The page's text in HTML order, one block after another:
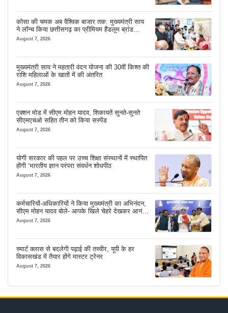
कोसा की चमक अब वैश्विक बाजार तक: मुख्यमंत्री साय
ने लॉन्च किया छत्तीसगढ़ का प्रीमियम हैंडलूम ब्रांड
‘कोशल फैब’
August 7, 2026
मुख्यमंत्री साय ने महतारी वंदन योजना की 30वीं किश्त की
राशि महिलाओं के खातों में की अंतरित
August 7, 2026
एक्शन मोड में सीएम मोहन यादव, शिकायतें सुनते-सुनते
सीएमएचओ सहित तीन को किया सस्पेंड
August 7, 2026
योगी सरकार की पहल पर उच्च शिक्षा संस्थानों में स्थापित
होंगी ‘भारतीय ज्ञान परंपरा संवर्धन शोधपीठ
August 7, 2026
कर्मचारियों-अधिकारियों ने किया मुख्यमंत्री का अभिनंदन,
सीएम मोहन यादव बोले- आपके खिले चेहरे देखकर आनंद
आता है
August 7, 2026
स्मार्ट क्लास से बदलेगी पढ़ाई की तस्वीर, यूपी के हर
विकासखंड में तैयार होंगे मास्टर ट्रेनर
August 7, 2026